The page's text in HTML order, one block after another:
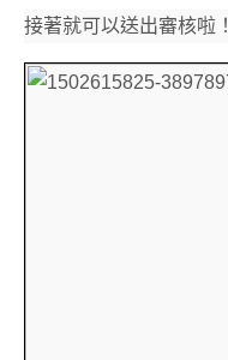
接著就可以送出審核啦！